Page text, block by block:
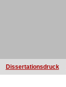
Dissertationsdruck